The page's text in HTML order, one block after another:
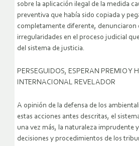
sobre la aplicación ilegal de la medida
preventiva que había sido copiada y
completamente diferente, denunciaron
irregularidades en el proceso judicial
del sistema de justicia.
PERSEGUIDOS, ESPERAN PREMIO Y
INTERNACIONAL REVELADOR
A opinión de la defensa de los
estas acciones antes descritas, el
una vez más, la naturaleza imprudente
decisiones y procedimientos de los